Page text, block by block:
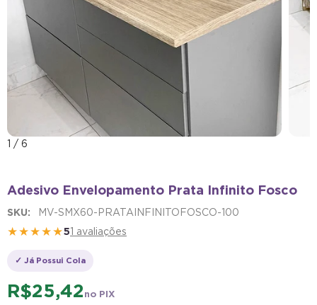
1 / 6
Adesivo Envelopamento Prata Infinito Fosco
SKU: MV-SMX60-PRATAINFINITOFOSCO-100
★★★★★51 avaliações
✓ Já Possui Cola
R$ 25,42 no PIX